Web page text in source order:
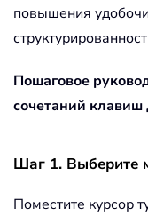
повышения
Пошаговое
сочетаний
Шаг 1. Выберите
Поместите курсор